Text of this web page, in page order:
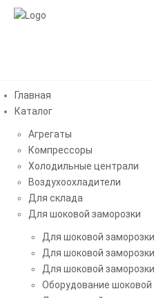
Главная
Каталог
Агрегаты
Компрессоры
Холодильные централи
Воздухоохладители
Для склада
Для шоковой заморозки
Для шоковой
Для шоковой
Для шоковой
Оборудование шоковой
Главная Каталог
Холодильный компрессор
Холодильный
4VCS-6.2 б/у